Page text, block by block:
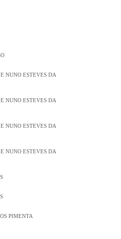
NUNO ESTEVES DA
NUNO ESTEVES DA
NUNO ESTEVES DA
NUNO ESTEVES DA
PIMENTA